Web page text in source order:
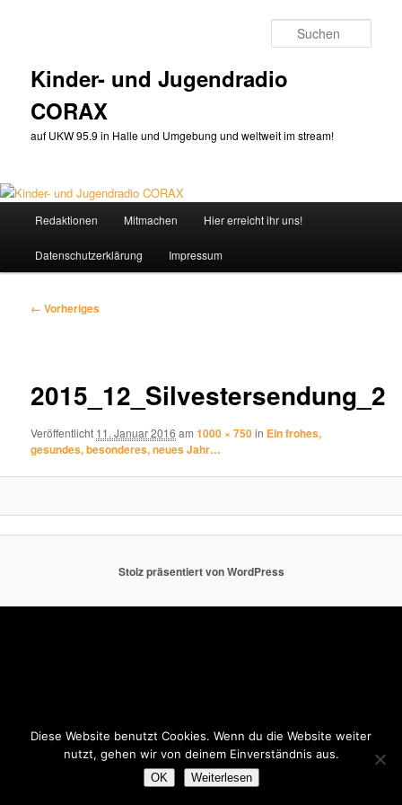
Kinder- und Jugendradio
CORAX
auf UKW 95.9 in Halle und Umgebung und weltweit im stream!
Redaktionen Mitmachen Hier erreicht ihr uns!
Datenschutzerklärung Impressum
Bilder-
← Vorheriges
2015_12_Silvestersendung_2
Veröffentlicht 11. Januar 2016 am1000 × 750in Ein frohes,
gesundes, besonderes, neues Jahr…
Stolz präsentiert von WordPress
Diese Website benutzt Cookies. Wenn du die Website weiter
nutzt, gehen wir von deinem Einverständnis aus.
OK Weiterlesen